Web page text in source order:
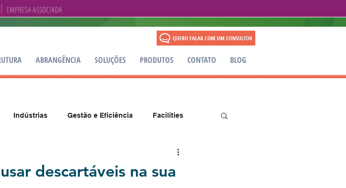
ABRANGÊNCIA SOLUÇÕES PRODUTOS CONTATO BLOG
Indústrias Gestão e Eficiência Facilities
descartáveis na sua